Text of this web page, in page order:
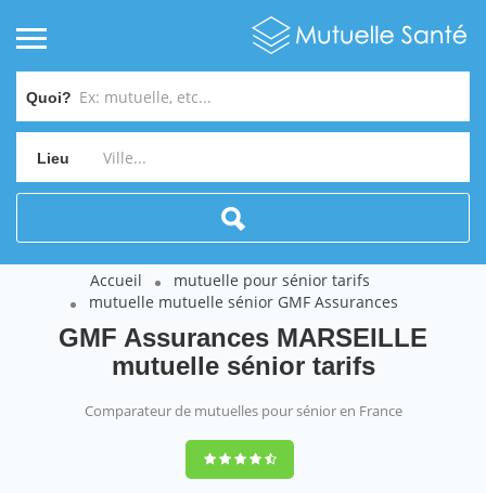
Quoi?
Lieu
Accueil
mutuelle pour sénior tarifs
mutuelle mutuelle sénior GMF Assurances
GMF Assurances MARSEILLE
mutuelle sénior tarifs
Comparateur de mutuelles pour sénior en France